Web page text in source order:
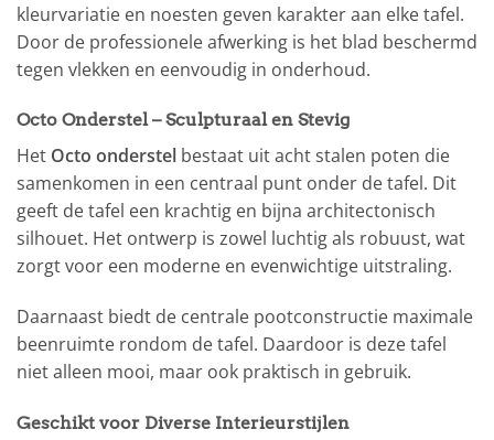
kleurvariatie en noesten geven karakter aan elke tafel.
Door de professionele afwerking is het blad beschermd
tegen vlekken en eenvoudig in onderhoud.
Octo Onderstel – Sculpturaal en Stevig
Het Octo onderstel bestaat uit acht stalen poten die
samenkomen in een centraal punt onder de tafel. Dit
geeft de tafel een krachtig en bijna architectonisch
silhouet. Het ontwerp is zowel luchtig als robuust, wat
zorgt voor een moderne en evenwichtige uitstraling.
Daarnaast biedt de centrale pootconstructie maximale
beenruimte rondom de tafel. Daardoor is deze tafel
niet alleen mooi, maar ook praktisch in gebruik.
Geschikt voor Diverse Interieurstijlen